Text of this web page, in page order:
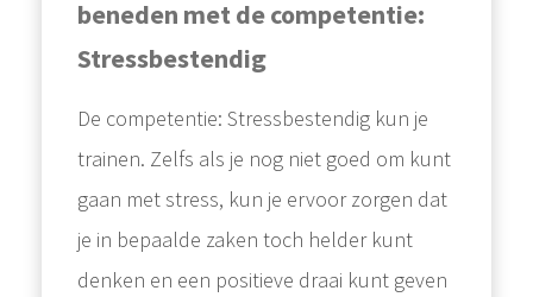
beneden met de competentie:
Stressbestendig
De competentie: Stressbestendig kun je
trainen. Zelfs als je nog niet goed om kunt
gaan met stress, kun je ervoor zorgen dat
je in bepaalde zaken toch helder kunt
denken en een positieve draai kunt geven